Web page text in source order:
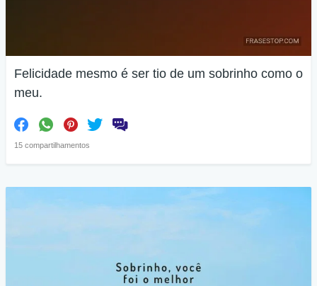
Felicidade mesmo é ser tio de um sobrinho como o
meu.
15 compartilhamentos